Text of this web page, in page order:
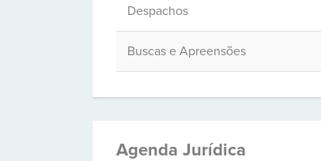
Despachos
Buscas e Apreensões
Agenda Jurídica